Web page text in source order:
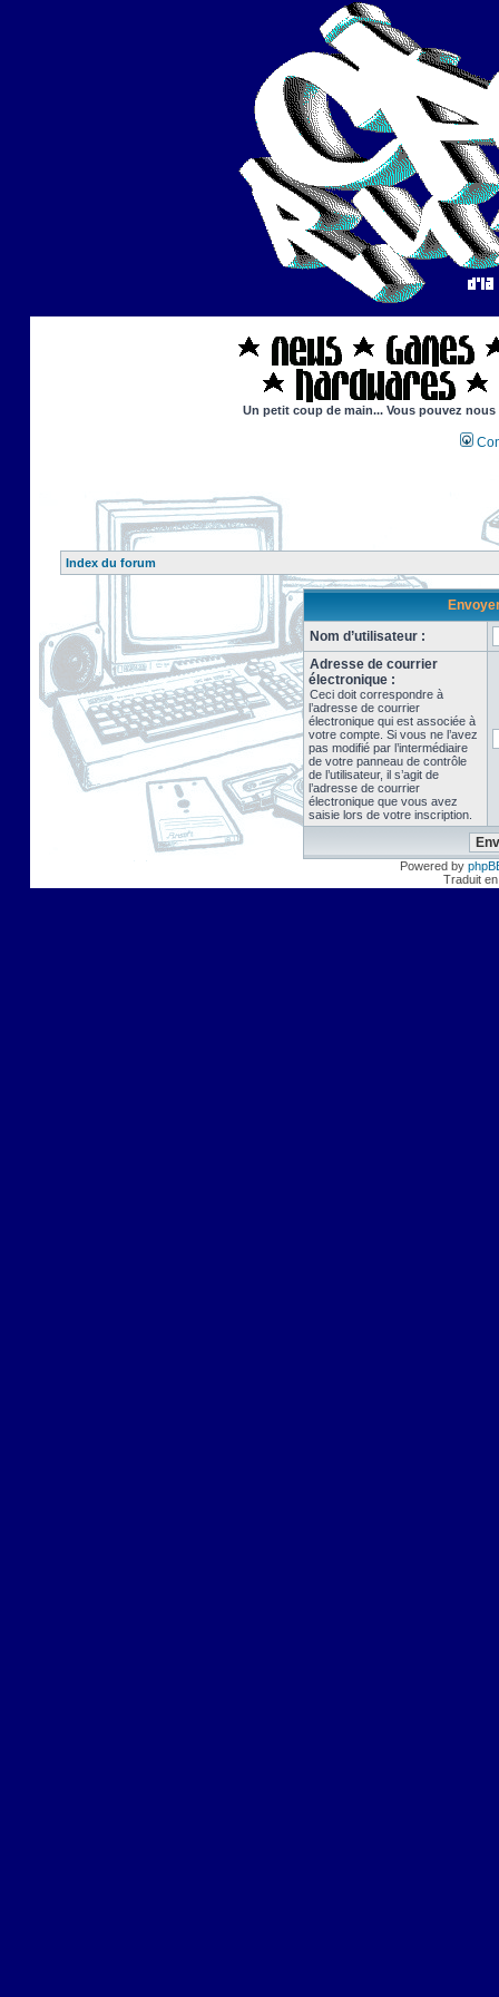
Un petit coup de main... Vous pouvez
Index du forum
Nom d’utilisateur :
Adresse de courrier
électronique :
Ceci doit correspondre à
l’adresse de courrier
électronique qui est associée à
votre compte. Si vous ne l’avez
pas modifié par l’intermédiaire
de votre panneau de contrôle
de l’utilisateur, il s’agit de
l’adresse de courrier
électronique que vous avez
saisie lors de votre inscription.
Powered by
Traduit